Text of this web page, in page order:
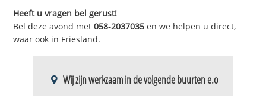
Heeft u vragen bel gerust!
Bel deze avond met058-2037035 en we helpen u direct,
waar ook in Friesland.
Wij zijn werkzaam in de volgende buurten e.o